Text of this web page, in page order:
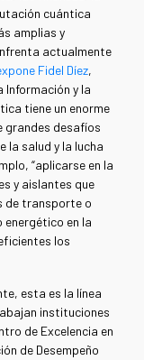
cuántica
amplias y
actualmente
Fidel Díez,
Información y la
tiene un enorme
grandes desafíos
la salud y la lucha
“aplicarse en la
y aislantes que
de transporte o
energético en la
los
esta es la línea
instituciones
de Excelencia en
de Desempeño